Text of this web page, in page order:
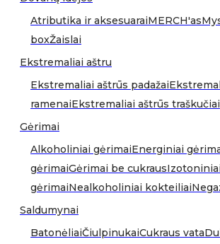
Atributika ir aksesuaraiMERCH'as
boxŽaislai
Ekstremaliai aštru
Ekstremaliai aštrūs padažai
ramenaiEkstremaliai aštrūs traškučiai
Gėrimai
Alkoholiniai gėrimaiEnerginiai
gėrimaiGėrimai be cukrausIzotoniniai
gėrimaiNealkoholiniai kokteiliai
Saldumynai
BatonėliaiČiulpinukaiCukraus vata